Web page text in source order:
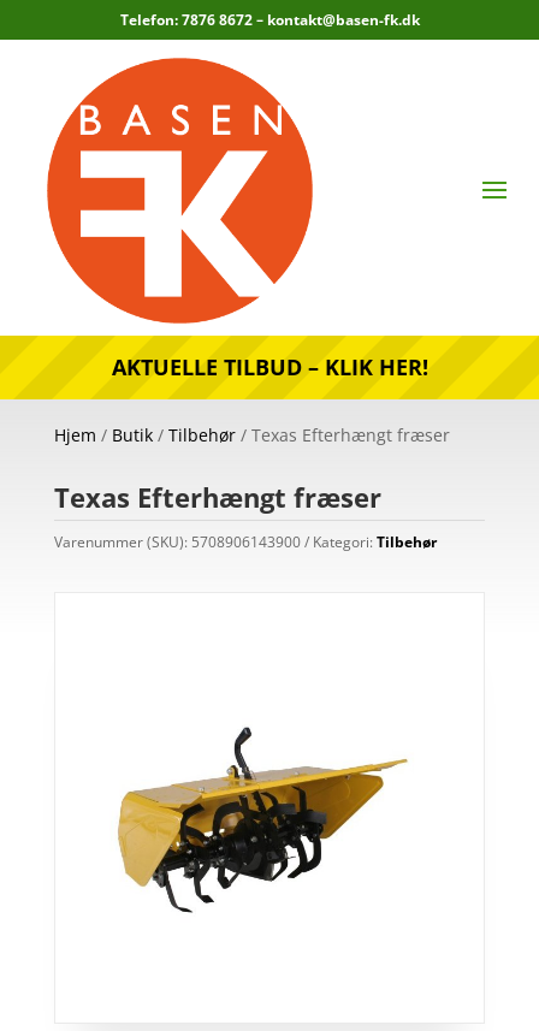
Telefon: 7876 8672 – kontakt@basen-fk.dk
AKTUELLE TILBUD – KLIK HER!
Hjem / Butik/ Tilbehør/ Texas Efterhængt fræser
Texas Efterhængt fræser
Varenummer (SKU): 5708906143900 Kategori:Tilbehør